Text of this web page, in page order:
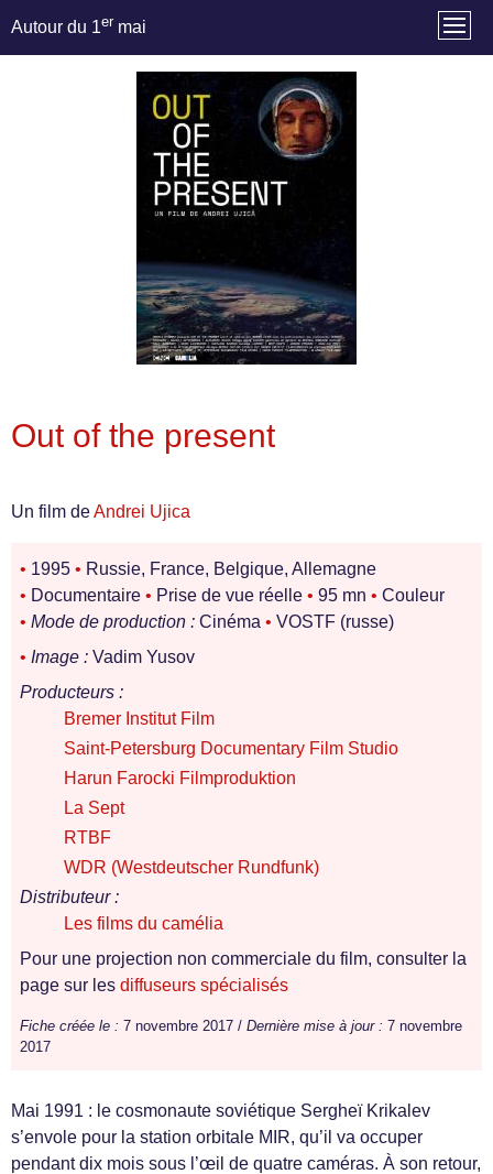
Autour du 1er mai
Out of the present
Un film deAndrei Ujica
• 1995 • Russie, France, Belgique, Allemagne
• Documentaire • Prise de vue réelle • 95 mn • Couleur
• Mode de production : Cinéma • VOSTF (russe)
• Image : Vadim Yusov
Producteurs :
Bremer Institut Film
Saint-Petersburg Documentary Film Studio
Harun Farocki Filmproduktion
La Sept
RTBF
WDR (Westdeutscher Rundfunk)
Distributeur :
Les films du camélia
Pour une projection non commerciale du film, consulter la
page sur les diffuseurs spécialisés
Fiche créée le : 7 novembre 2017 / Dernière mise à jour : 7 novembre
2017
Mai 1991 : le cosmonaute soviétique Sergheï Krikalev
s’envole pour la station orbitale MIR, qu’il va occuper
pendant dix mois sous l’œil de quatre caméras. À son retour,